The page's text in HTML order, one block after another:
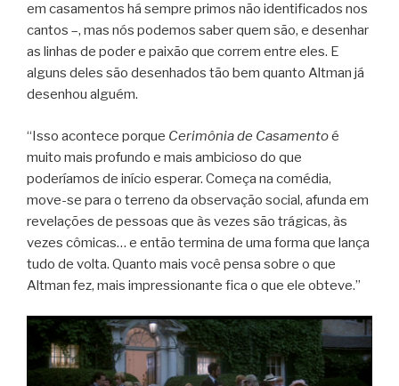
em casamentos há sempre primos não identificados nos
cantos –, mas nós podemos saber quem são, e desenhar
as linhas de poder e paixão que correm entre eles. E
alguns deles são desenhados tão bem quanto Altman já
desenhou alguém.
“Isso acontece porque Cerimônia de Casamentoé
muito mais profundo e mais ambicioso do que
poderíamos de início esperar. Começa na comédia,
move-se para o terreno da observação social, afunda em
revelações de pessoas que às vezes são trágicas, às
vezes cômicas… e então termina de uma forma que lança
tudo de volta. Quanto mais você pensa sobre o que
Altman fez, mais impressionante fica o que ele obteve.”